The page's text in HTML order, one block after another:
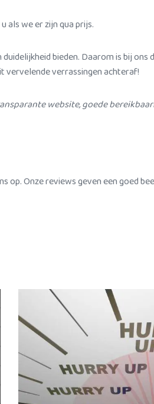
als we er zijn qua prijs.
bieden. Daarom is bij ons
vervelende verrassingen achteraf!
website, goede
op. Onze reviews geven een goed